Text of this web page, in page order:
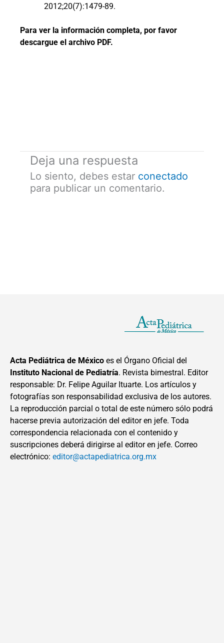
2012;20(7):1479-89.
Para ver la información completa, por favor
descargue el archivo PDF.
Deja una respuesta
Lo siento, debes estar conectado
para publicar un comentario.
Acta Pediátrica de México es el Órgano Oficial del
Instituto Nacional de Pediatría. Revista bimestral. Editor
responsable: Dr. Felipe Aguilar Ituarte. Los artículos y
fotografías son responsabilidad exclusiva de los autores.
La reproducción parcial o total de este número sólo podrá
hacerse previa autorización del editor en jefe. Toda
correspondencia relacionada con el contenido y
suscripciones deberá dirigirse al editor en jefe. Correo
electrónico: editor@actapediatrica.org.mx